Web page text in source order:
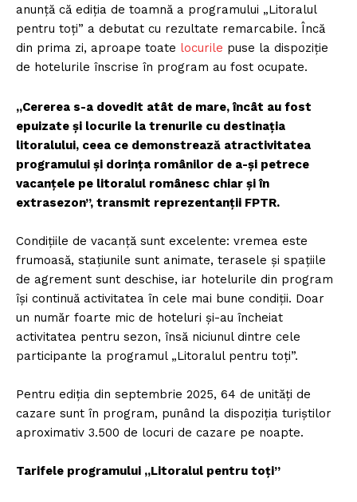
anunță că ediția de toamnă a programului „Litoralul
pentru toți” a debutat cu rezultate remarcabile. Încă
din prima zi, aproape toate locurile puse la dispoziție
de hotelurile înscrise în program au fost ocupate.
„Cererea s-a dovedit atât de mare, încât au fost
epuizate și locurile la trenurile cu destinația
litoralului, ceea ce demonstrează atractivitatea
programului și dorința românilor de a-și petrece
vacanțele pe litoralul românesc chiar și în
extrasezon”, transmit reprezentanții FPTR.
Condițiile de vacanță sunt excelente: vremea este
frumoasă, stațiunile sunt animate, terasele și spațiile
de agrement sunt deschise, iar hotelurile din program
își continuă activitatea în cele mai bune condiții. Doar
un număr foarte mic de hoteluri și-au încheiat
activitatea pentru sezon, însă niciunul dintre cele
participante la programul „Litoralul pentru toți”.
Pentru ediția din septembrie 2025, 64 de unități de
cazare sunt în program, punând la dispoziția turiștilor
aproximativ 3.500 de locuri de cazare pe noapte.
Tarifele programului „Litoralul pentru toți”